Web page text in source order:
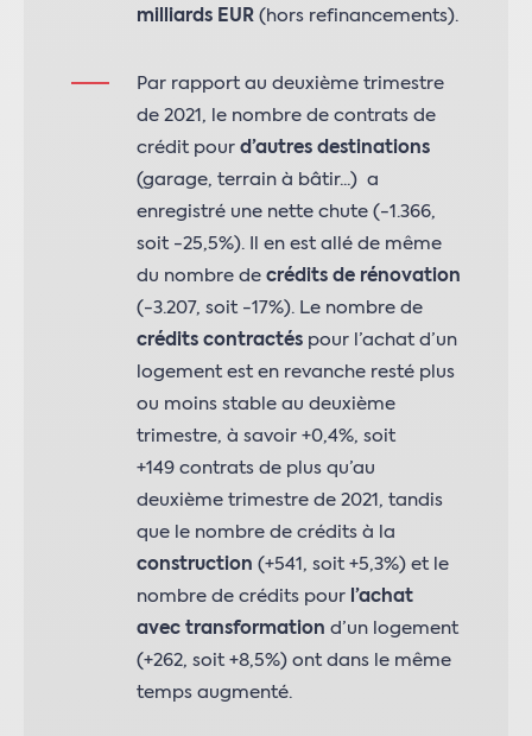
milliards EUR (hors refinancements).
Par rapport au deuxième trimestre
de 2021, le nombre de contrats de
crédit pour d’autres destinations
(garage, terrain à bâtir...) a
enregistré une nette chute (-1.366,
soit -25,5%). Il en est allé de même
du nombre de crédits de rénovation
(-3.207, soit -17%). Le nombre de
crédits contractés pour l’achat d’un
logement est en revanche resté plus
ou moins stable au deuxième
trimestre, à savoir +0,4%, soit
+149 contrats de plus qu’au
deuxième trimestre de 2021, tandis
que le nombre de crédits à la
construction (+541, soit +5,3%) et le
nombre de crédits pour l’achat
avec transformation d’un logement
(+262, soit +8,5%) ont dans le même
temps augmenté.